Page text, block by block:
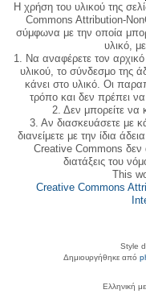
Η χρήση του υλικού της
Commons Attribution-
σύμφωνα με την οποία
υλικό,
1. Να αναφέρετε τον αρχικό
υλικού, το σύνδεσμο της
κάνει στο υλικό. Οι
τρόπο και δεν πρέπει
2. Δεν μπορείτε να
3. Αν διασκευάσετε με
διανείμετε με την ίδια
Creative Commons δεν
διατάξεις του
This
Creative Commons
Style
Δημιουργήθηκε από
Ελληνική